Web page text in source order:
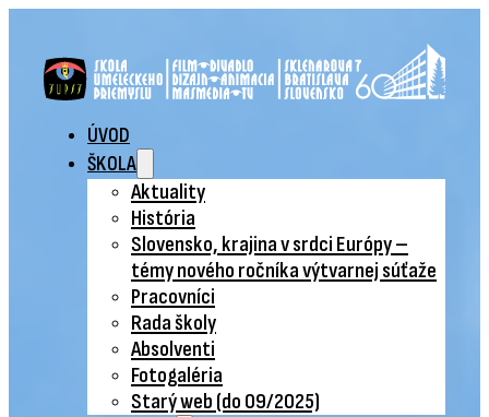
ÚVOD
ŠKOLA
Aktuality
História
Slovensko, krajina v srdci Európy –
témy nového ročníka výtvarnej súťaže
Pracovníci
Rada školy
Absolventi
Fotogaléria
Starý web (do 09/2025)